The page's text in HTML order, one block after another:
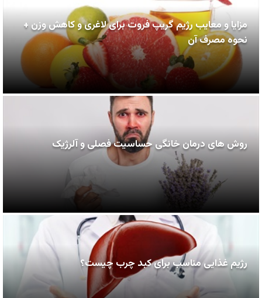
مزایا و معایب رژیم گریپ فروت برای لاغری و کاهش وزن +
نحوه مصرف آن
روش های درمان خانگی حساسیت فصلی و آلرژیک
رژیم غذایی مناسب برای کبد چرب چیست؟